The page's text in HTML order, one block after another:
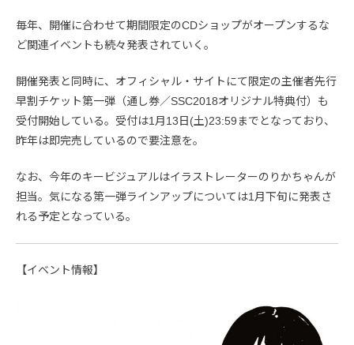
毎年、開催に合わせて期間限定のCDショップがオープンするな
ど関連イベントも続々発表されていく。
開催発表と同時に、オフィシャル・サイトにて限定の主催者先行
早割チケット第一弾（通し券／SSC2018オリジナル特典付）も
受付開始している。受付は1月13日(土)23:59までとなっており、
昨年は即完売しているので要注意を。
なお、今年のキービジュアルはイラストレーターのりかちゃんが
担当。気になる第一弾ラインアップについては1月下旬に発表さ
れる予定となっている。
【イベント情報】